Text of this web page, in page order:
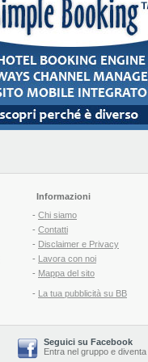
Informazioni
- Chi siamo
- Contatti
- Disclaimer e Privacy
- Lavora con noi
- Mappa del sito
- La tua pubblicità su BB
Seguici su Facebook
Entra nel gruppo e